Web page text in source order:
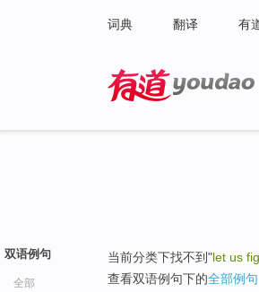
词典 翻译 有
双语例句
全部
当前分类下找不到"let us
查看双语例句下的全部例句